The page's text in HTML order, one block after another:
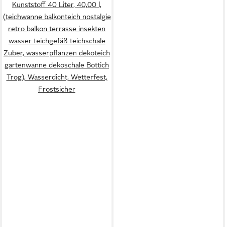
Kunststoff 40 Liter, 40,00 l,
(teichwanne balkonteich nostalgie
retro balkon terrasse insekten
wasser teichgefäß teichschale
Zuber, wasserpflanzen dekoteich
gartenwanne dekoschale Bottich
Trog), Wasserdicht, Wetterfest,
Frostsicher